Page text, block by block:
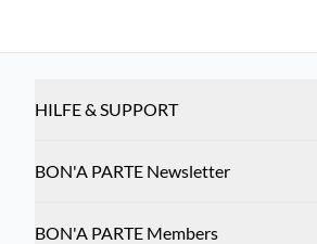
HILFE & SUPPORT
BON'A PARTE Newsletter
BON'A PARTE Members